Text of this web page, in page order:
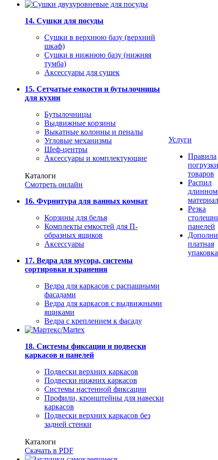
14. Сушки для посуды
Сушки в верхнюю базу (верхний
шкаф)
Сушки в нижнюю базу (нижняя
тумба)
Аксессуары для сушек
15. Сетчатые емкости и бутылочницы
для кухни
Бутылочницы
Выдвижные корзины
Выкатные колонны и пеналы
Угловые механизмы
Шеф-центры
Аксессуары и комплектующие
Каталоги
Смотреть онлайн
16. Фурнитура для ванных комнат
Корзины для белья
Комплекты емкостей для П-
образных ящиков
Аксессуары
17. Ведра для мусора, системы
сортировки и хранения
Ведра для каркасов с распашными
фасадами
Ведра для каркасов с выдвижными
ящиками
Ведра с креплением к фасаду
18. Системы фиксации и подвески
каркасов и панелей
Подвески верхних каркасов
Подвески нижних каркасов
Системы настенной фиксации
Профили, кронштейны для навески
каркасов
Подвески верхних каркасов без
задней стенки
Каталоги
Скачать в PDF
Услуги
Правила
погрузки
товаров
Распил
Резка
панелей
платная
упаковка